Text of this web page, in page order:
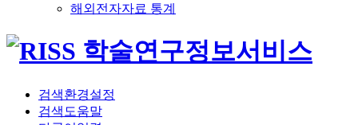
해외전자자료 통계
검색환경설정
검색도움말